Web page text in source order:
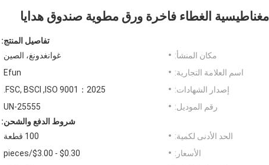
الغطاء فاخرة ورق مطوية صندوق هدايا
تفاصيل المنتج:
مكان المنشأ:
غوانغدونغ، الصين
اسم العلامة التجارية:
Efun
إصدار الشهادات:
FSC, BSCI ,ISO 9001：2025.
رقم الموديل:
UN-25555
شروط الدفع والشحن:
الحد الأدنى لكمية:
100 قطعة
الأسعار:
$0.30 - $3.00/pieces